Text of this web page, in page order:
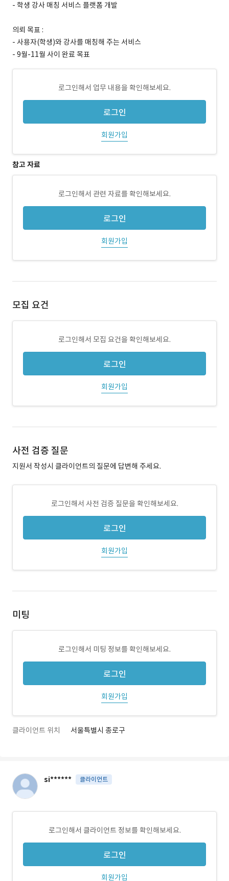
- 학생 강사 매칭 서비스 플랫폼 개발
의뢰 목표 :
- 사용자(학생)와 강사를 매칭해 주는 서비스
- 9월-11월 사이 완료 목표
로그인해서 업무 내용을 확인해보세요.
로그인
회원가입
참고 자료
로그인해서 관련 자료를 확인해보세요.
로그인
회원가입
모집 요건
로그인해서 모집 요건을 확인해보세요.
로그인
회원가입
사전 검증 질문
지원서 작성시 클라이언트의 질문에 답변해 주세요.
로그인해서 사전 검증 질문을 확인해보세요.
로그인
회원가입
미팅
로그인해서 미팅 정보를 확인해보세요.
로그인
회원가입
클라이언트 위치 서울특별시 종로구
si****** 클라이언트
로그인해서 클라이언트 정보를 확인해보세요.
로그인
회원가입